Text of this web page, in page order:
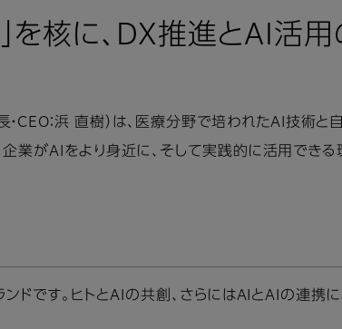
を核に、DX推進とAI活
CEO：浜 直樹）は、医療分野で培われたAI技術
企業がAIをより身近に、そして実践的に活用でき
ンドです。ヒトとAIの共創、さらにはAIとAIの連携